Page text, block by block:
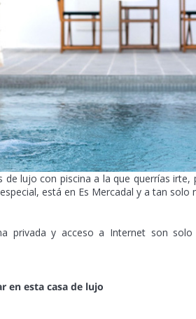
de lujo con piscina a la que querrías
está en Es Mercadal y a tan
privada y acceso a Internet son
en esta casa de lujo